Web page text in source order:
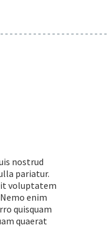
nostrud
pariatur.
voluptatem
enim
quisquam
quaerat